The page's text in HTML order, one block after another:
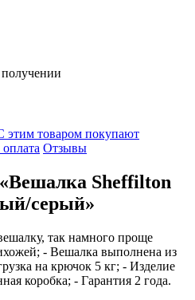
этим товаром покупают
Отзывы
Sheffilton
серый»
так намного проще
- Вешалка выполнена из
на крючок 5 кг; - Изделие
коробка; - Гарантия 2 года.